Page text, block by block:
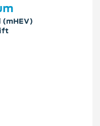
(mHEV)